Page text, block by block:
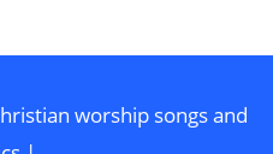
worship songs and